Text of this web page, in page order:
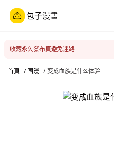
包子漫畫
收藏永久發布頁避免迷路
首頁 / 国漫 / 变成血族是什么体验